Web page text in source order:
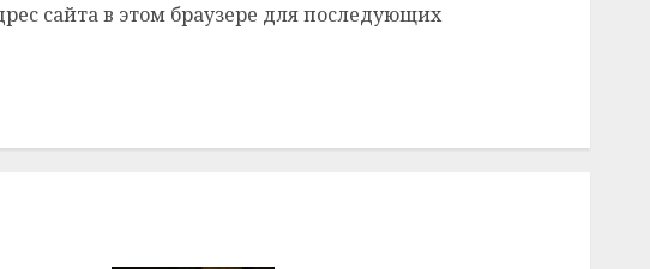
сайта в этом браузере для последующих